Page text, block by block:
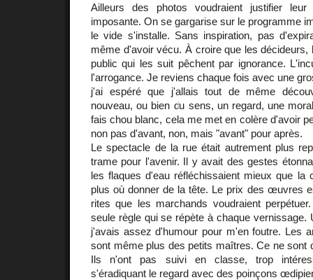
Ailleurs des photos voudraient justifier
imposante. On se gargarise sur le programme
le vide s'installe. Sans inspiration, pas
même d'avoir vécu. À croire que les décideurs,
public qui les suit pêchent par ignorance.
l'arrogance. Je reviens chaque fois avec une
j'ai espéré que j'allais tout de même
nouveau, ou bien du sens, un regard, une
fais chou blanc, cela me met en colère d'avoir
non pas d'avant, non, mais "avant" pour après.
Le spectacle de la rue était autrement plus
trame pour l'avenir. Il y avait des gestes
les flaques d'eau réfléchissaient mieux que la
plus où donner de la tête. Le prix des œuvres
rites que les marchands voudraient
seule règle qui se répète à chaque vernissage.
j'avais assez d'humour pour m'en foutre. Les
sont même plus des petits maîtres. Ce ne sont
Ils n'ont pas suivi en classe, trop
s'éradiquant le regard avec des poinçons